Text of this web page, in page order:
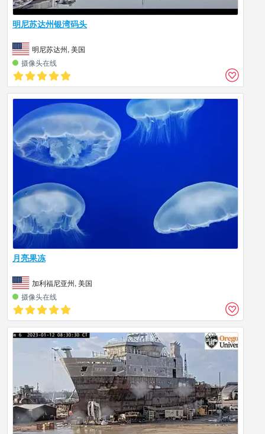
明尼苏达州银湾码头
明尼苏达州, 美国
摄像头在线
月亮果冻
加利福尼亚州, 美国
摄像头在线